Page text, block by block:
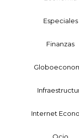
Especiales
Finanzas
Internet
Ocio